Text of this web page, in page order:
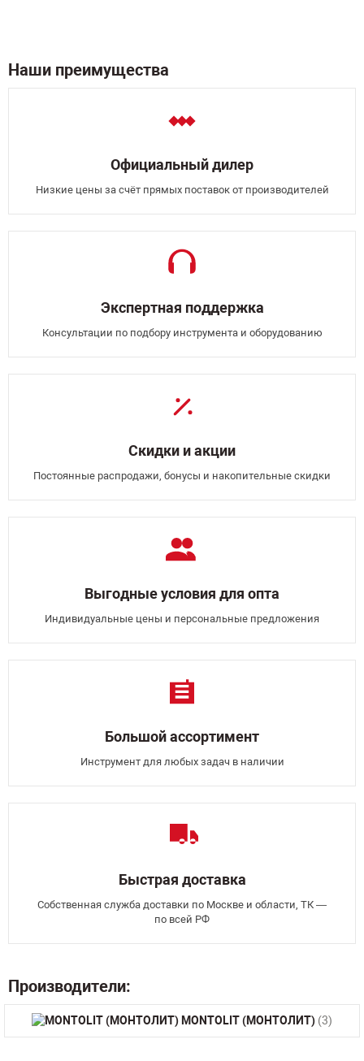
Наши преимущества
Официальный дилер
Низкие цены за счёт прямых поставок от производителей
Экспертная поддержка
Консультации по подбору инструмента и оборудованию
Скидки и акции
Постоянные распродажи, бонусы и накопительные скидки
Выгодные условия для опта
Индивидуальные цены и персональные предложения
Большой ассортимент
Инструмент для любых задач в наличии
Быстрая доставка
Собственная служба доставки по Москве и области, ТК —
по всей РФ
Производители:
MONTOLIT (МОНТОЛИТ) (3)